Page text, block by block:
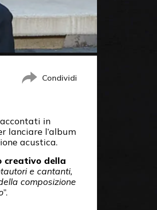
Condividi
in
lanciare l’album
acustica.
creativo della
e cantanti,
composizione
”.